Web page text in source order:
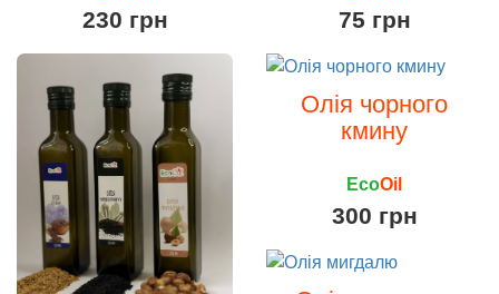
230 грн 75 грн
Олія чорного
кмину
EcoOil
300 грн